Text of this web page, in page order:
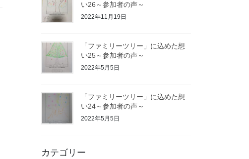
い26～参加者の声～
2022年11月19日
「ファミリーツリー」に込めた想
い25～参加者の声～
2022年5月5日
「ファミリーツリー」に込めた想
い24～参加者の声～
2022年5月5日
カテゴリー